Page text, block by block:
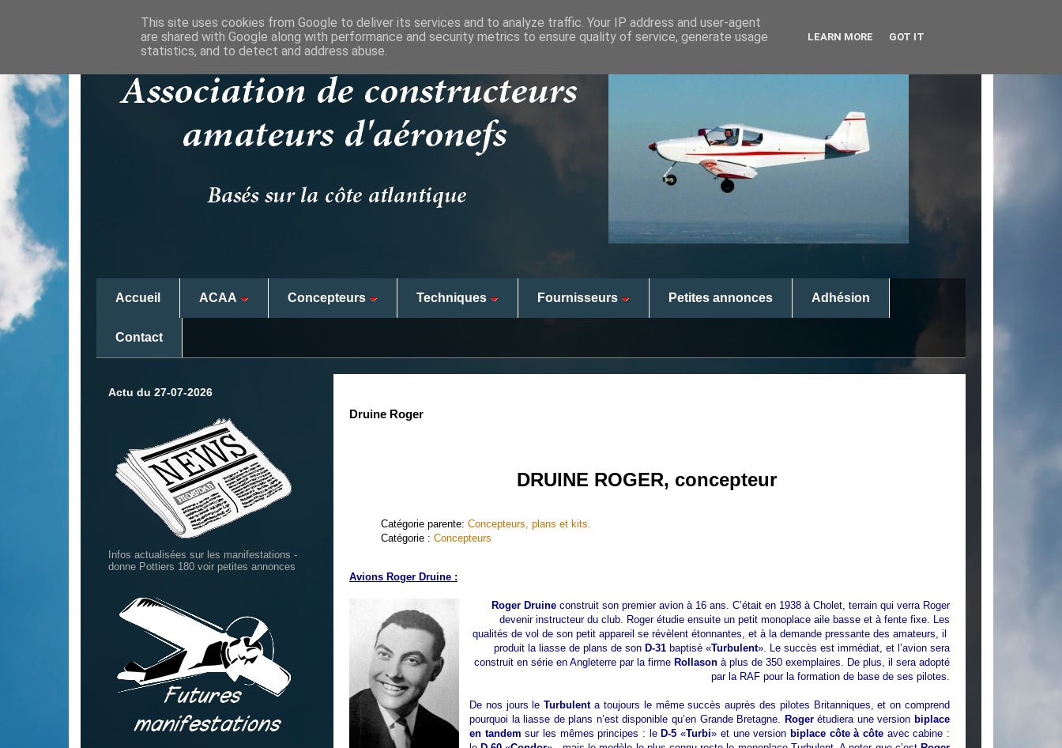
Accueil ACAA Concepteurs Techniques Fournisseurs Petites annonces Adhésion
Contact
Druine Roger
DRUINE ROGER, concepteur
Catégorie parente: Concepteurs, plans et kits.
Catégorie : Concepteurs
Avions Roger Druine :
Roger Druine construit son premier avion à 16 ans. C’était en 1938 à Cholet, terrain qui verra Roger
devenir instructeur du club. Roger étudie ensuite un petit monoplace aile basse et à fente fixe. Les
qualités de vol de son petit appareil se révèlent étonnantes, et à la demande pressante des amateurs, il
produit la liasse de plans de son D-31 baptisé «Turbulent». Le succès est immédiat, et l’avion sera
construit en série en Angleterre par la firme Rollason à plus de 350 exemplaires. De plus, il sera adopté
par la RAF pour la formation de base de ses pilotes.
De nos jours leTurbulenta toujours le même succès auprès des pilotes Britanniques, et on comprend
pourquoi la liasse de plans n’est disponible qu’en Grande Bretagne. Rogerétudiera une version biplace
en tandem sur les mêmes principes : le D-5 «Turbi» et une version biplace côte à côteavec cabine :
Actu du 27-07-2026
Infos actualisées sur les manifestations -
donne Pottiers 180 voir petites annonces
This site uses cookies from Google to deliver its services and to analyze traffic. Your IP address and user-agent
are shared with Google along with performance and security metrics to ensure quality of service, generate usage
statistics, and to detect and address abuse.
LEARN MORE GOT IT